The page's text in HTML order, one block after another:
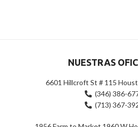
NUESTRAS
6601 Hillcroft St # 115
(346) 386-
(713) 367-